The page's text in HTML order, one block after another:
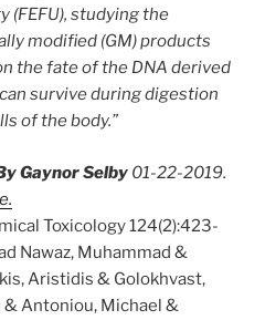
(FEFU), studying the
modified (GM) products
the fate of the DNA derived
survive during digestion
of the body.”
Gaynor Selby 01-22-2019.
Toxicology 124(2):423-
Nawaz, Muhammad &
Aristidis & Golokhvast,
& Antoniou, Michael &